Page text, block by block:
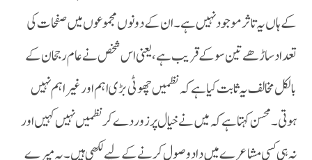
کے ہاں یہ تاثر موجود نہیں ہے۔ ان کے دونوں مجموعوں میں صفحات کی
تعداد ساڑھے تین سو کے قریب ہے،یعنی اس شخص نے عام رجحان کے
بالکل مخالف یہ ثابت کیا ہے کہ نظمیں چھوٹی بڑی اہم اور غیر اہم نہیں
ہوتی۔ محسن کہتا ہے کہ میں نے خیال پر زور دے کر نظمیں نہیں کہیں اور
نہ ہی کسی مشاعرے میں داد وصول کرنے کے لیے لکھی ہیں ۔یہ میرے